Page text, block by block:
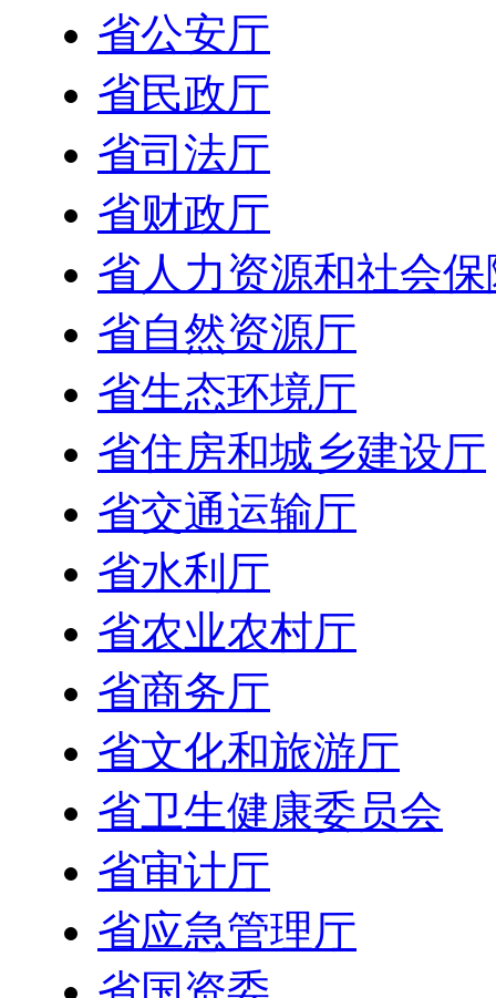
省公安厅
省民政厅
省司法厅
省财政厅
省人力资源和社会
省自然资源厅
省生态环境厅
省住房和城乡建设厅
省交通运输厅
省水利厅
省农业农村厅
省商务厅
省文化和旅游厅
省卫生健康委员会
省审计厅
省应急管理厅